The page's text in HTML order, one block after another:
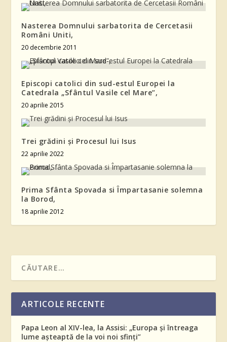
Nasterea Domnului sarbatorita de Cercetasii
Români Uniti,
20 decembrie 2011
Episcopi catolici din sud-estul Europei la
Catedrala „Sfântul Vasile cel Mare”,
20 aprilie 2015
Trei grădini și Procesul lui Isus
22 aprilie 2022
Prima Sfânta Spovada si Împartasanie solemna
la Borod,
18 aprilie 2012
ARTICOLE RECENTE
Papa Leon al XIV-lea, la Assisi: „Europa și întreaga
lume așteaptă de la voi noi sfinți”